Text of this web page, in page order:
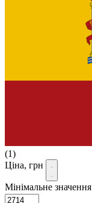
(1)
Ціна, грн
Мінімальне значення